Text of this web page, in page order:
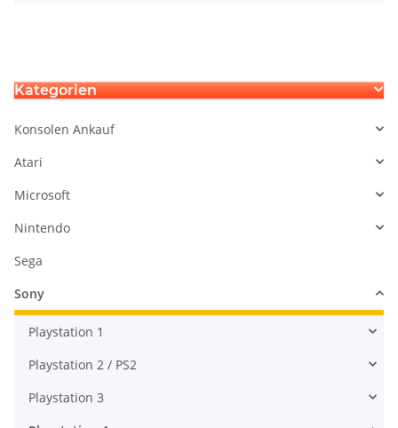
Kategorien
Konsolen Ankauf
Atari
Microsoft
Nintendo
Sega
Sony
Playstation 1
Playstation 2 / PS2
Playstation 3